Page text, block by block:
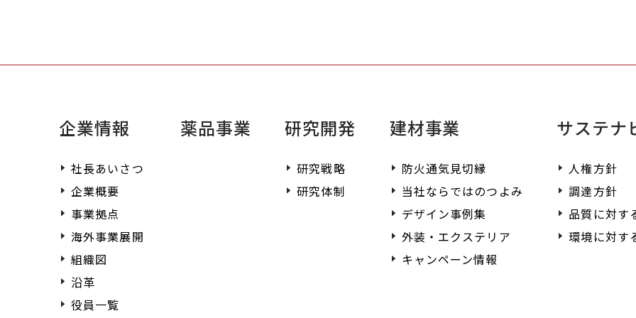
企業情報
社長あいさつ
企業概要
事業拠点
海外事業展開
組織図
沿革
役員一覧
薬品事業 研究開発
研究戦略
研究体制
建材事業
防火通気見切縁
当社ならではのつよみ
デザイン事例集
外装・エクステリア
キャンペーン情報
サステナ
人権方針
調達方針
品質に対す
環境に対す